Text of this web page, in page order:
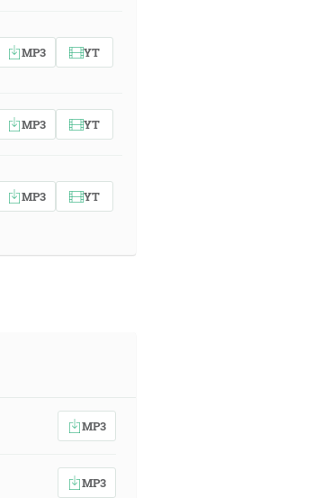
MP3 YT
MP3 YT
MP3 YT
MP3
MP3